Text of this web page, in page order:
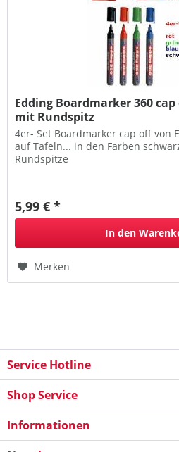
Edding Boardmarker 360
mit Rundspitz
4er- Set Boardmarker cap off von
auf Tafeln... in den Farben
Rundspitze
5,99 € *
In den
Merken
Service Hotline
Shop Service
Informationen